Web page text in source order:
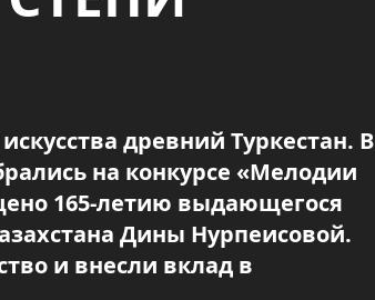
древний Туркестан. В
на конкурсе «Мелодии
165-летию выдающегося
Дины Нурпеисовой.
и внесли вклад в